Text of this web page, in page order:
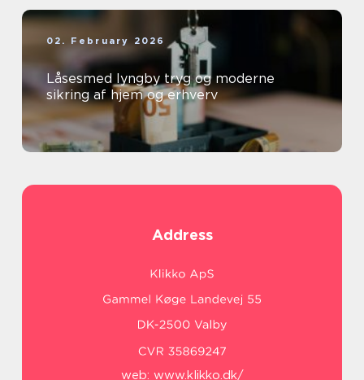
02. February 2026
Låsesmed lyngby tryg og moderne
sikring af hjem og erhverv
Address
web: www.klikko.dk/